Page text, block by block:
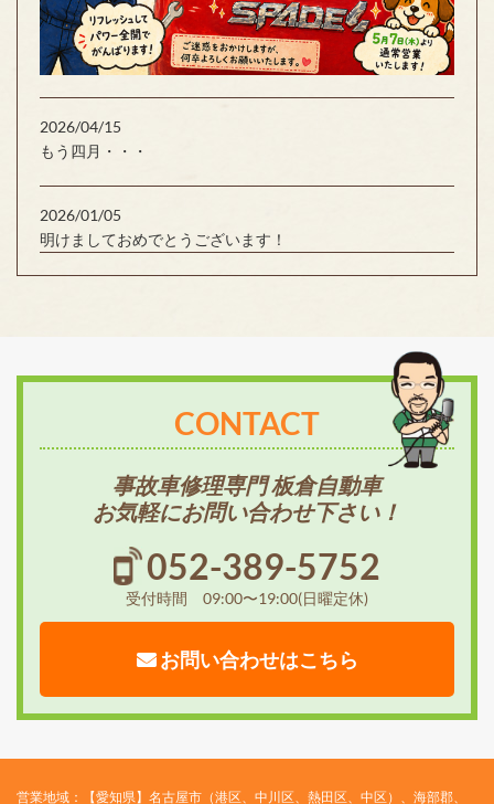
2026/04/15
もう四月・・・
2026/01/05
明けましておめでとうございます！
CONTACT
事故車修理専門 板倉自動車
お気軽にお問い合わせ下さい！
052-389-5752
受付時間 09:00〜19:00(日曜定休)
お問い合わせはこちら
営業地域：【愛知県】名古屋市（港区、中川区、熱田区、中区）、海部郡、